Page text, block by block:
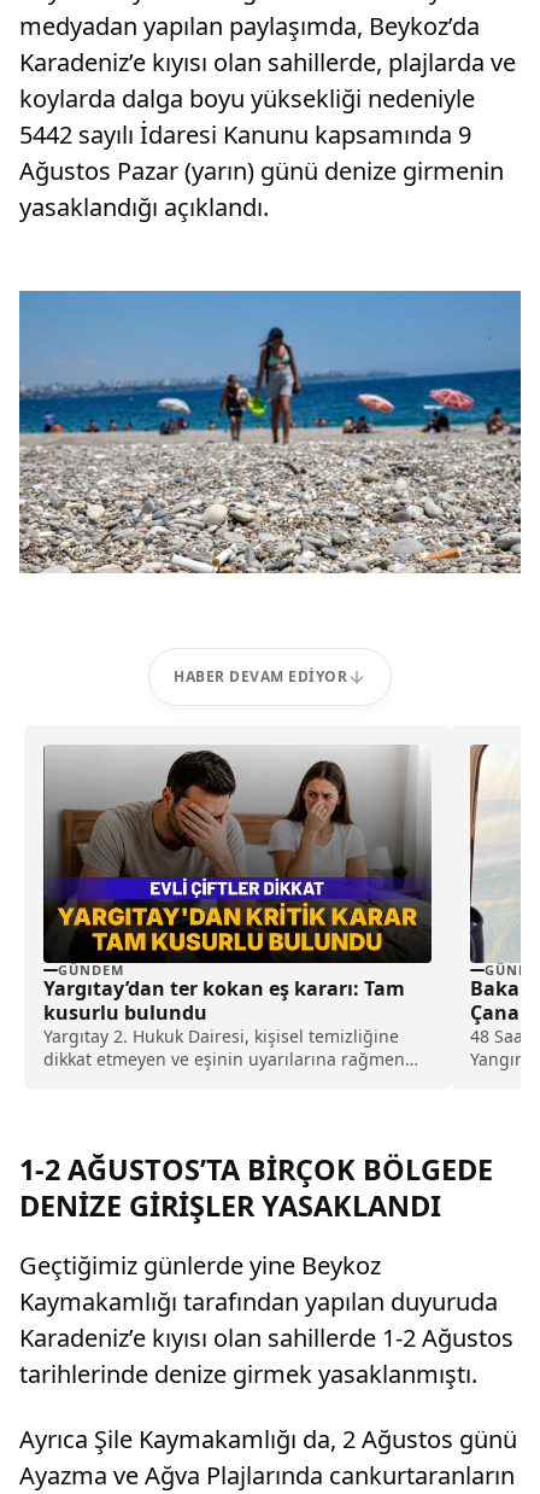
medyadan yapılan paylaşımda, Beykoz’da
Karadeniz’e kıyısı olan sahillerde, plajlarda ve
koylarda dalga boyu yüksekliği nedeniyle
5442 sayılı İdaresi Kanunu kapsamında 9
Ağustos Pazar (yarın) günü denize girmenin
yasaklandığı açıklandı.
HABER DEVAM EDIYOR
GÜNDEM
Yargıtay’dan ter kokan eş kararı: Tam
kusurlu bulundu
Yargıtay 2. Hukuk Dairesi, kişisel temizliğine
dikkat etmeyen ve eşinin uyarılarına rağmen
lira tazminat ödemesine karar verildi.
Bakan
48 Saat
1-2 AĞUSTOS’TA BİRÇOK BÖLGEDE
DENİZE GİRİŞLER YASAKLANDI
Geçtiğimiz günlerde yine Beykoz
Kaymakamlığı tarafından yapılan duyuruda
Karadeniz’e kıyısı olan sahillerde 1-2 Ağustos
tarihlerinde denize girmek yasaklanmıştı.
Ayrıca Şile Kaymakamlığı da, 2 Ağustos günü
Ayazma ve Ağva Plajlarında cankurtaranların